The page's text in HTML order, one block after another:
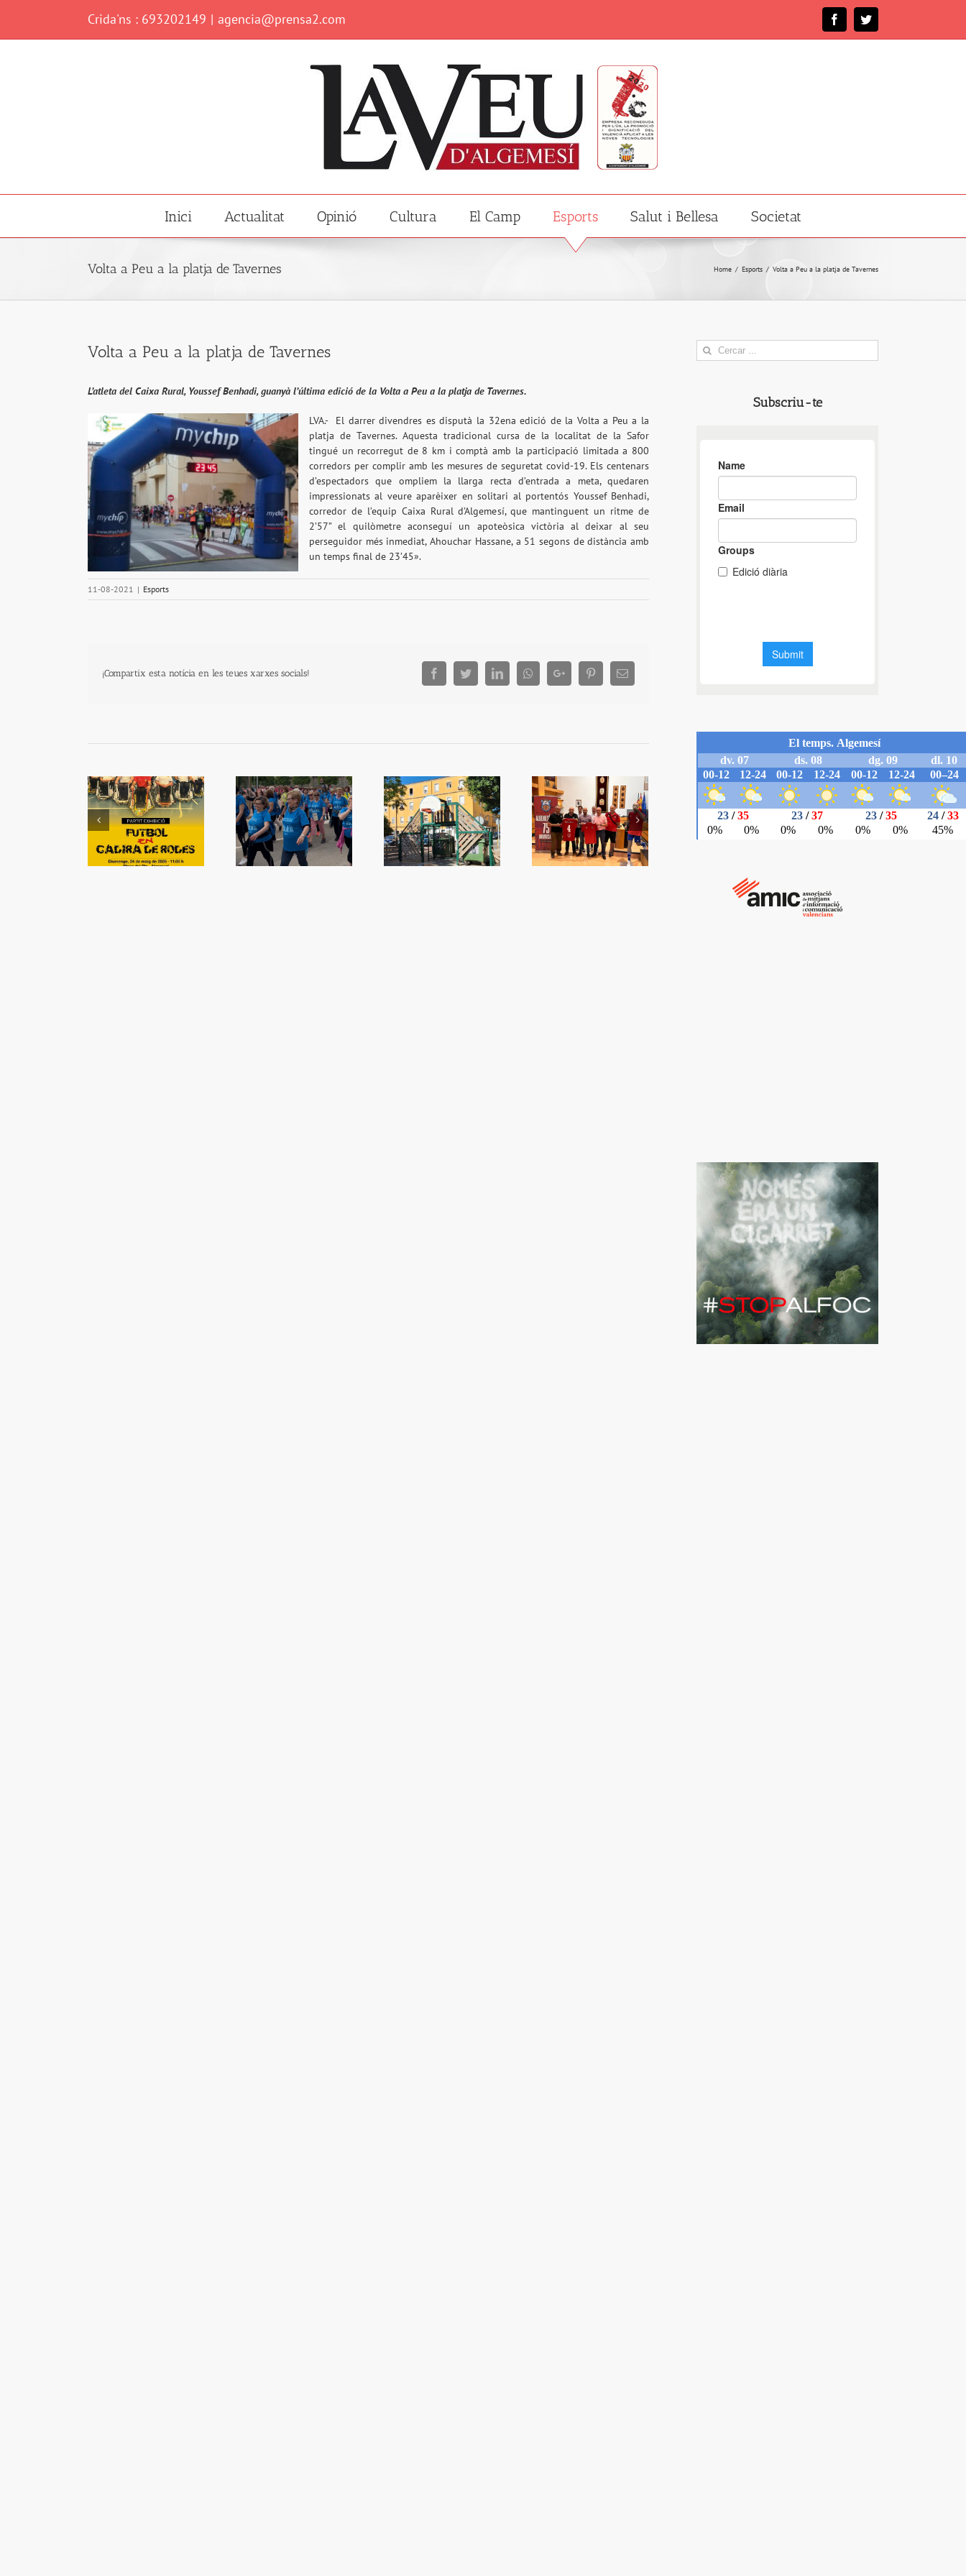
content
Crida'ns : 693202149 | agencia@prensa2.com FacebookTwitter
Inici Actualitat Opinió Cultura El Camp Esports Salut i Bellesa Societat
Volta a Peu a la platja de Tavernes Home / Esports / Volta a Peu a la platja de Tavernes
Volta a Peu a la platja de Tavernes
L’atleta del Caixa Rural, Youssef Benhadi, guanyà l’última edició de la Volta a Peu a la platja de Tavernes.
LVA.- El darrer divendres es disputà la 32ena edició de la Volta a Peu a la
platja de Tavernes. Aquesta tradicional cursa de la localitat de la Safor
tingué un recorregut de 8 km i comptà amb la participació limitada a 800
corredors per complir amb les mesures de seguretat covid-19. Els centenars
d’espectadors que ompliem la llarga recta d’entrada a meta, quedaren
impressionats al veure aparèixer en solitari al portentós Youssef Benhadi,
corredor de l’equip Caixa Rural d’Algemesí, que mantinguent un ritme de
2’57” el quilòmetre aconseguí un apoteòsica victòria al deixar al seu
perseguidor més inmediat, Ahouchar Hassane, a 51 segons de distància amb
un temps final de 23’45».
11-08-2021 | Esports
¡Compartix esta notícia en les teues xarxes socials! FacebookTwitterLinkedInWhatsappGoogle+ PinterestEmail
La Ribera Camina
Què fem amb el
bàsquet?
75 anys de l’Algemesí
CF
Txus Isabel renova
amb el Club Soria
Bàsquet
Search
for:
Subscriu-te